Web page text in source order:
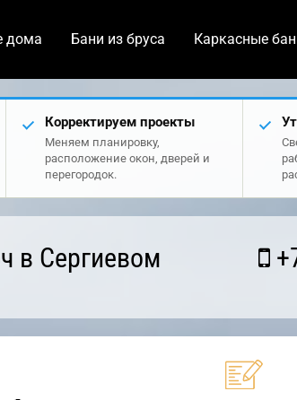
дома Бани из бруса Каркасные
Корректируем проекты
Меняем планировку,
расположение окон, дверей и
перегородок.
в Сергиевом